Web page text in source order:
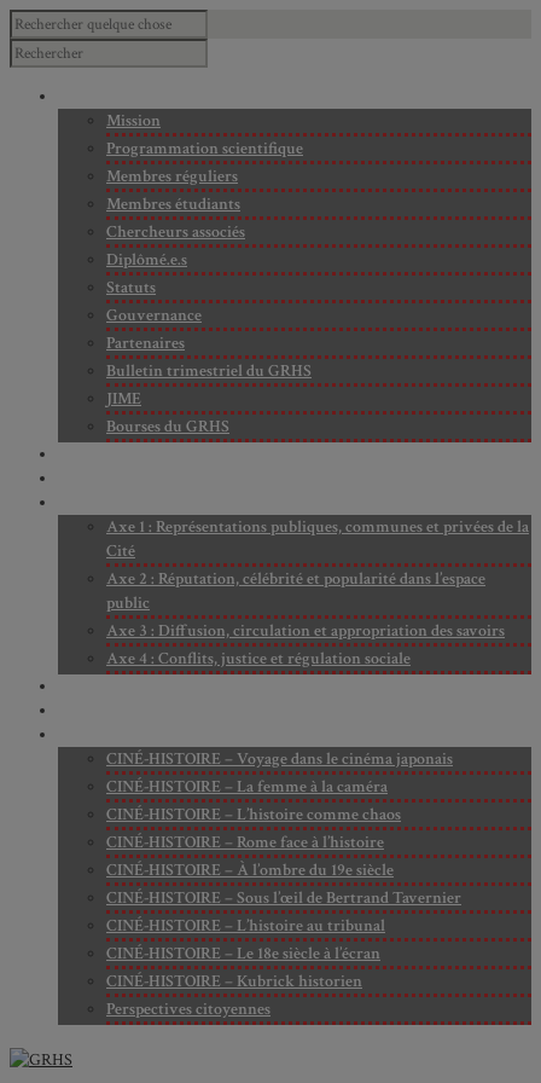
Mission
Programmation scientifique
Membres réguliers
Membres étudiants
Chercheurs associés
Diplômé.e.s
Statuts
Gouvernance
Partenaires
Bulletin trimestriel du GRHS
JIME
Bourses du GRHS
Axe 1 : Représentations publiques, communes et privées de la
Cité
Axe 2 : Réputation, célébrité et popularité dans l’espace
public
Axe 3 : Diffusion, circulation et appropriation des savoirs
Axe 4 : Conflits, justice et régulation sociale
CINÉ-HISTOIRE – Voyage dans le cinéma japonais
CINÉ-HISTOIRE – La femme à la caméra
CINÉ-HISTOIRE – L’histoire comme chaos
CINÉ-HISTOIRE – Rome face à l’histoire
CINÉ-HISTOIRE – À l’ombre du 19e siècle
CINÉ-HISTOIRE – Sous l’œil de Bertrand Tavernier
CINÉ-HISTOIRE – L’histoire au tribunal
CINÉ-HISTOIRE – Le 18e siècle à l’écran
CINÉ-HISTOIRE – Kubrick historien
Perspectives citoyennes